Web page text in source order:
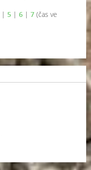
| 5 | 6 | 7 (čas ve